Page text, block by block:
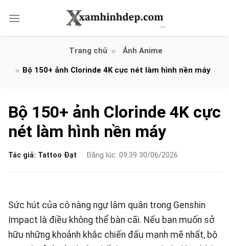
qua
Ảnh Anime
Bộ 150+ ảnh Clorinde 4K cực nét làm hình nền máy
Bộ 150+ ảnh Clorinde 4K cực
nét làm hình nền máy
Tác giả: Tattoo Đạt Đăng lúc: 09:39 30/06/2026
Sức hút của cô nàng ngự lâm quân trong Genshin
Impact là điều không thể bàn cãi. Nếu bạn muốn sở
hữu những khoảnh khắc chiến đấu mạnh mẽ nhất, bộ